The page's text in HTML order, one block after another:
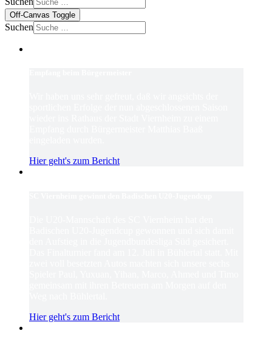
Off-Canvas Toggle
Suchen
Hier geht's zum Bericht
Hier geht's zum Bericht